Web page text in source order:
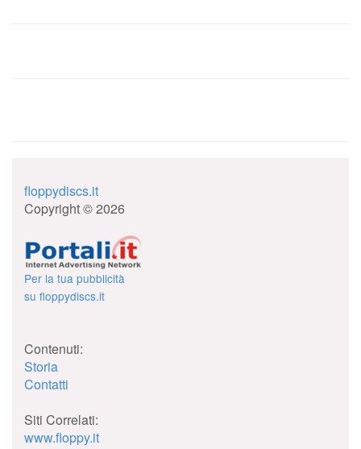
floppydiscs.it
Copyright © 2026
Per la tua pubblicità
su floppydiscs.it
Contenuti:
Storia
Contatti
Siti Correlati:
www.floppy.it